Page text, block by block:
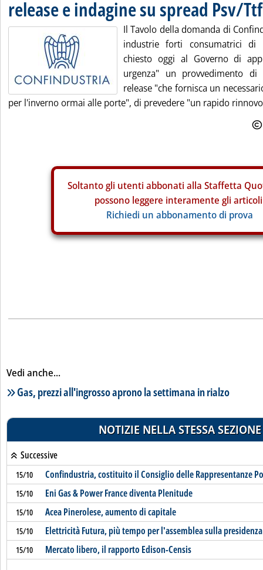
release e indagine su spread Psv/Ttf
Il Tavolo della domanda di
industrie forti consumatrici
chiesto oggi al Governo di
urgenza" un provvedimento di
release "che fornisca un
per l'inverno ormai alle porte", di prevedere "un rapido
Soltanto gli utenti abbonati alla Staffetta
possono leggere interamente gli
Richiedi un abbonamento di prova
Vedi anche...
Lista notizie correlate
Gas, prezzi all'ingrosso aprono la settimana in rialzo
NOTIZIE NELLA STESSA SEZIONE
Successive
15/10 Confindustria, costituito il Consiglio delle Rappresentanze
15/10 Eni Gas & Power France diventa Plenitude
15/10 Acea Pinerolese, aumento di capitale
15/10 Elettricità Futura, più tempo per l'assemblea sulla presidenza
15/10 Mercato libero, il rapporto Edison-Censis